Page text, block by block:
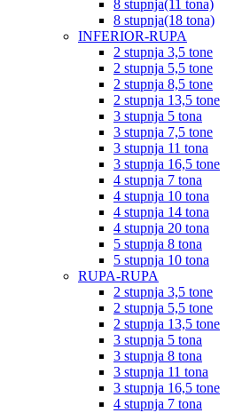
8 stupnja(11 tona)
8 stupnja(18 tona)
INFERIOR-RUPA
2 stupnja 3,5 tone
2 stupnja 5,5 tone
2 stupnja 8,5 tone
2 stupnja 13,5 tone
3 stupnja 5 tona
3 stupnja 7,5 tone
3 stupnja 11 tona
3 stupnja 16,5 tone
4 stupnja 7 tona
4 stupnja 10 tona
4 stupnja 14 tona
4 stupnja 20 tona
5 stupnja 8 tona
5 stupnja 10 tona
RUPA-RUPA
2 stupnja 3,5 tone
2 stupnja 5,5 tone
2 stupnja 13,5 tone
3 stupnja 5 tona
3 stupnja 8 tona
3 stupnja 11 tona
3 stupnja 16,5 tone
4 stupnja 7 tona